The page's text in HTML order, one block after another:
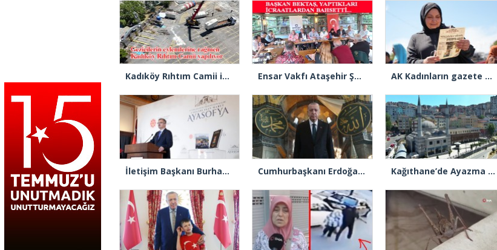
Kadıköy Rıhtım Camii için ilk kazık vuruldu Ensar Vakfı Ataşehir Şube Başkanı Bektaş, “Bizde yardım kelimesi yok, bizde paylaşmak ve hediyeleşmek var” AK Kadınların gazete manşeti: “Müjdeler olsun, Ayasofya açıldı”
İletişim Başkanı Burhanettin Duran: “Ayasofya’nın ibadete açılması adeta bir Kızılelma’ydı” Cumhurbaşkanı Erdoğan: “Ayasofya’nın dirilişi mübarek olsun” Kağıthane’de Ayazma Camii ve Külliyesi açılış için gün sayıyor